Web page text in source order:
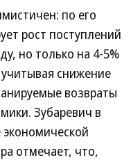
по его
рост поступлений
но только на 4-5%
снижение
возвраты
Зубаревич в
отмечает, что,